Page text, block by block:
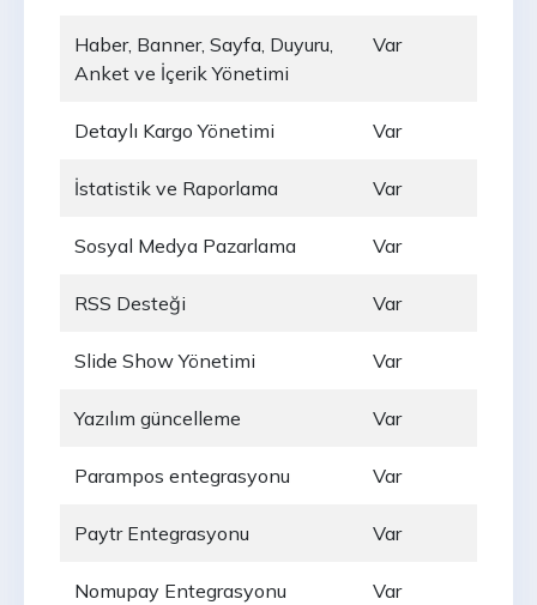
Haber, Banner, Sayfa, Duyuru,
Anket ve İçerik Yönetimi
Var
Detaylı Kargo Yönetimi Var
İstatistik ve Raporlama Var
Sosyal Medya Pazarlama Var
RSS Desteği Var
Slide Show Yönetimi Var
Yazılım güncelleme Var
Parampos entegrasyonu Var
Paytr Entegrasyonu Var
Nomupay Entegrasyonu Var